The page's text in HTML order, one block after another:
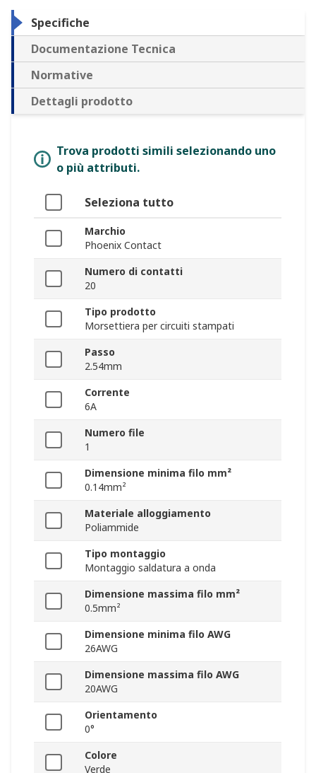
Specifiche
Documentazione Tecnica
Normative
Dettagli prodotto
Trova prodotti simili selezionando uno
o più attributi.
Seleziona tutto
Marchio
Phoenix Contact
Numero di contatti
20
Tipo prodotto
Morsettiera per circuiti stampati
Passo
2.54mm
Corrente
6A
Numero file
1
Dimensione minima filo mm²
0.14mm²
Materiale alloggiamento
Poliammide
Tipo montaggio
Montaggio saldatura a onda
Dimensione massima filo mm²
0.5mm²
Dimensione minima filo AWG
26AWG
Dimensione massima filo AWG
20AWG
Orientamento
0°
Colore
Verde